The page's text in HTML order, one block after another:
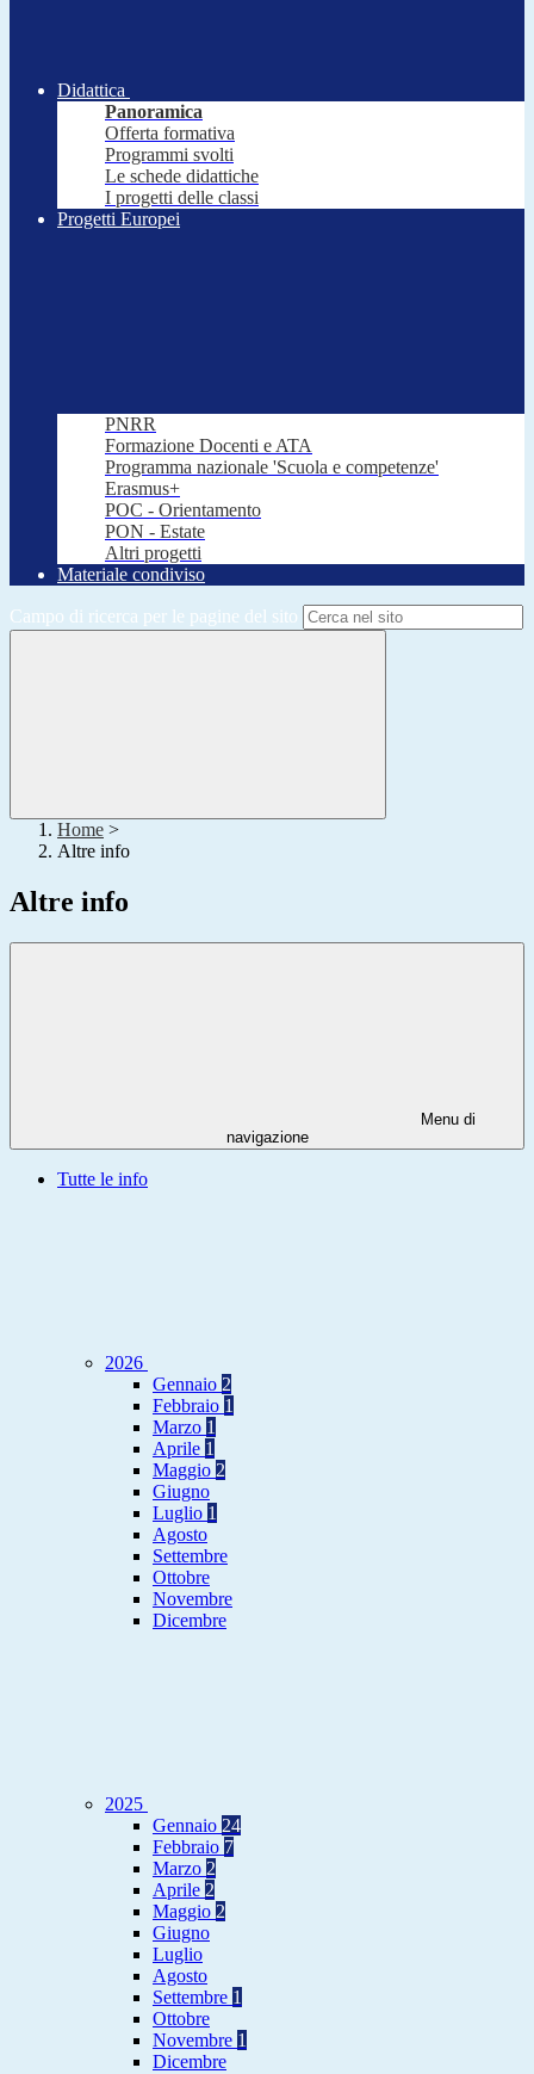
Didattica
Panoramica
Offerta formativa
Programmi svolti
Le schede didattiche
I progetti delle classi
Progetti Europei
PNRR
Formazione Docenti e ATA
Programma nazionale 'Scuola e competenze'
Erasmus+
POC - Orientamento
PON - Estate
Altri progetti
Materiale condiviso
Campo di ricerca per le pagine del sito
Home >
Altre info
Altre info
Menu di
navigazione
Tutte le info
2026
Gennaio 2
Febbraio 1
Marzo 1
Aprile 1
Maggio 2
Giugno
Luglio 1
Agosto
Settembre
Ottobre
Novembre
Dicembre
2025
Gennaio 24
Febbraio 7
Marzo 2
Aprile 2
Maggio 2
Giugno
Luglio
Agosto
Settembre 1
Ottobre
Novembre 1
Dicembre